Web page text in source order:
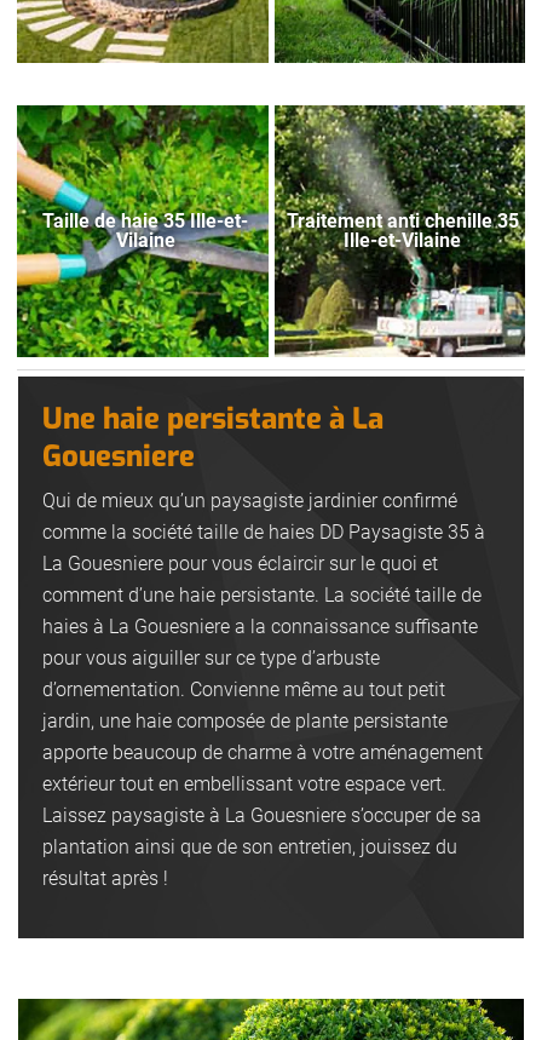
Taille de haie 35 Ille-et-
Vilaine
Traitement anti chenille 35
Ille-et-Vilaine
Une haie persistante à La
Gouesniere
Qui de mieux qu’un paysagiste jardinier confirmé
comme la société taille de haies DD Paysagiste 35 à
La Gouesniere pour vous éclaircir sur le quoi et
comment d’une haie persistante. La société taille de
haies à La Gouesniere a la connaissance suffisante
pour vous aiguiller sur ce type d’arbuste
d’ornementation. Convienne même au tout petit
jardin, une haie composée de plante persistante
apporte beaucoup de charme à votre aménagement
extérieur tout en embellissant votre espace vert.
Laissez paysagiste à La Gouesniere s’occuper de sa
plantation ainsi que de son entretien, jouissez du
résultat après !